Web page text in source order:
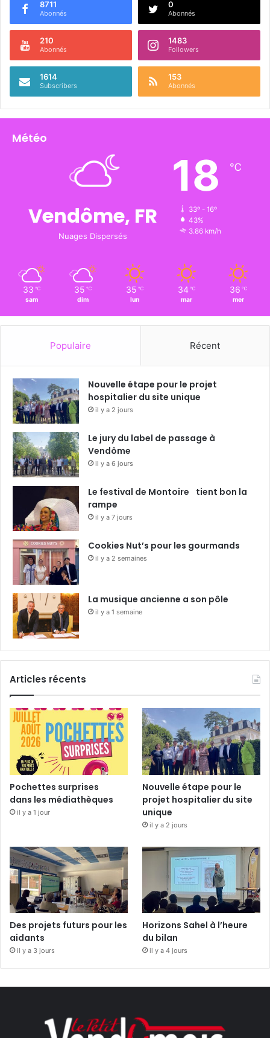
8711
Abonnés
0
Abonnés
210
Abonnés
1483
Followers
1614
Subscribers
153
Abonnés
Météo
Vendôme, FR
Nuages Dispersés
18 ℃
33º - 16º
43%
3.86 km/h
33 ℃
sam
35 ℃
dim
35 ℃
lun
34 ℃
mar
36 ℃
mer
Populaire Récent
Nouvelle étape pour le projet
hospitalier du site unique
il y a 2 jours
Le jury du label de passage à
Vendôme
il y a 6 jours
Le festival de Montoire tient bon la
rampe
il y a 7 jours
Cookies Nut’s pour les gourmands
il y a 2 semaines
La musique ancienne a son pôle
il y a 1 semaine
Articles récents
Pochettes surprises
dans les médiathèques
il y a 1 jour
Nouvelle étape pour le
projet hospitalier du site
unique
il y a 2 jours
Des projets futurs pour les
aidants
il y a 3 jours
Horizons Sahel à l’heure
du bilan
il y a 4 jours